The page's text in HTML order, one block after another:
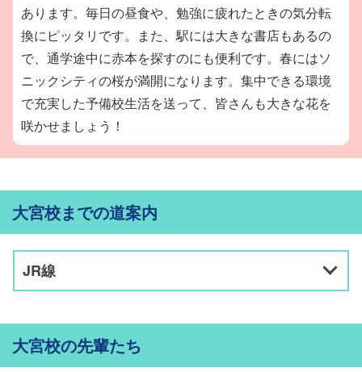
あります。毎日の昼食や、勉強に疲れたときの気分転
換にピッタリです。また、駅には大きな書店もあるの
で、通学途中に赤本を探すのにも便利です。春にはソ
ニックシティの桜が満開になります。集中できる環境
で充実した予備校生活を送って、皆さんも大きな花を
咲かせましょう！
大宮校までの道案内
JR線
大宮校の先輩たち